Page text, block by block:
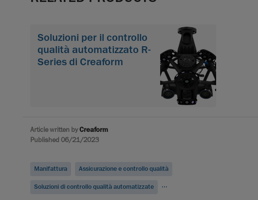
Soluzioni per il controllo
qualità automatizzato R-
Series di Creaform
Article written byCreaform
Published 06/21/2023
Manifattura Assicurazione e controllo qualità
Soluzioni di controllo qualità automatizzate ...